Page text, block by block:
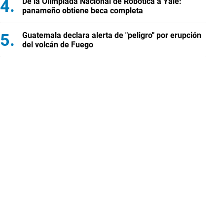
panameño obtiene beca completa
Guatemala declara alerta de "peligro" por erupción
del volcán de Fuego